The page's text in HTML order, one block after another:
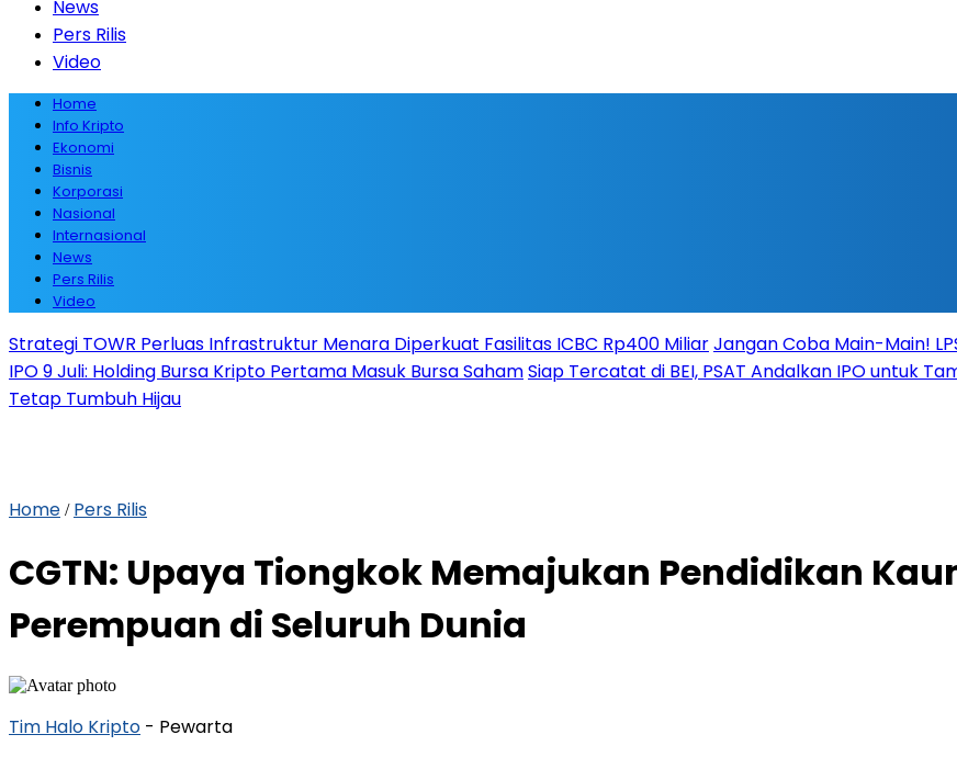
News
Pers Rilis
Video
Home
Info Kripto
Ekonomi
Bisnis
Korporasi
Nasional
Internasional
News
Pers Rilis
Video
Strategi TOWR Perluas Infrastruktur Menara Diperkuat Fasilitas ICBC Rp400 MiliarJangan Coba Main-Main!
IPO 9 Juli: Holding Bursa Kripto Pertama Masuk Bursa SahamSiap Tercatat di BEI, PSAT Andalkan IPO untuk
Tetap Tumbuh Hijau
Home / Pers Rilis
CGTN: Upaya Tiongkok Memajukan Pendidikan
Perempuan di Seluruh Dunia
Tim Halo Kripto - Pewarta